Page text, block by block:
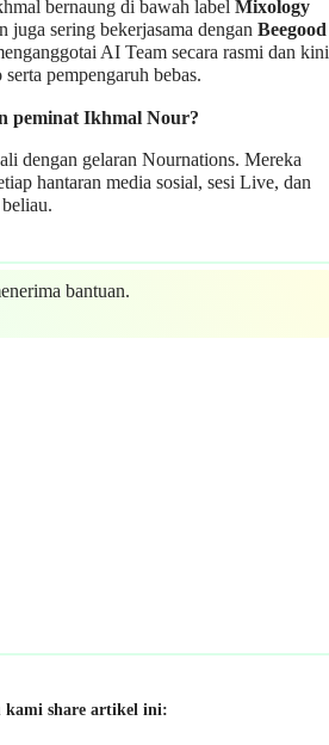
bernaung di bawah label Mixology
juga sering bekerjasama dengan Beegood
AI Team secara rasmi dan kini
pempengaruh bebas.
peminat Ikhmal Nour?
dengan gelaran Nournations. Mereka
hantaran media sosial, sesi Live, dan
bantuan.
kami share artikel ini: